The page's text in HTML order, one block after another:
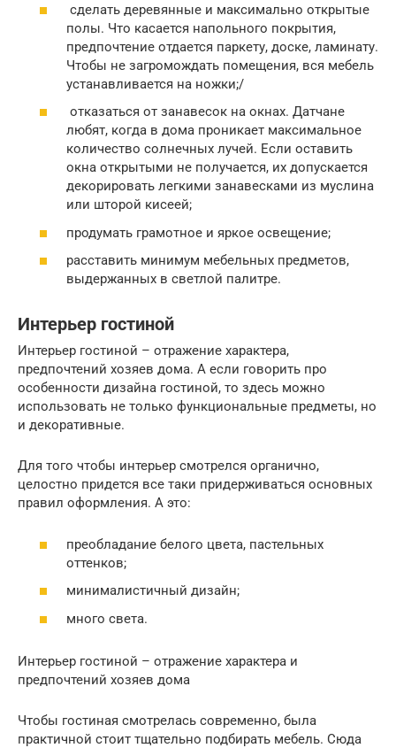
сделать деревянные и максимально открытые
полы. Что касается напольного покрытия,
предпочтение отдается паркету, доске, ламинату.
Чтобы не загромождать помещения, вся мебель
устанавливается на ножки;/
отказаться от занавесок на окнах. Датчане
любят, когда в дома проникает максимальное
количество солнечных лучей. Если оставить
окна открытыми не получается, их допускается
декорировать легкими занавесками из муслина
или шторой кисеей;
продумать грамотное и яркое освещение;
расставить минимум мебельных предметов,
выдержанных в светлой палитре.
Интерьер гостиной
Интерьер гостиной – отражение характера,
предпочтений хозяев дома. А если говорить про
особенности дизайна гостиной, то здесь можно
использовать не только функциональные предметы, но
и декоративные.
Для того чтобы интерьер смотрелся органично,
целостно придется все таки придерживаться основных
правил оформления. А это:
преобладание белого цвета, пастельных
оттенков;
минималистичный дизайн;
много света.
Интерьер гостиной – отражение характера и
предпочтений хозяев дома
Чтобы гостиная смотрелась современно, была
практичной стоит тщательно подбирать мебель. Сюда